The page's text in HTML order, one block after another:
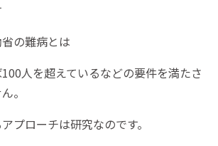
の難病とは
人を超えているなどの要件を満たさ
。
プローチは研究なのです。